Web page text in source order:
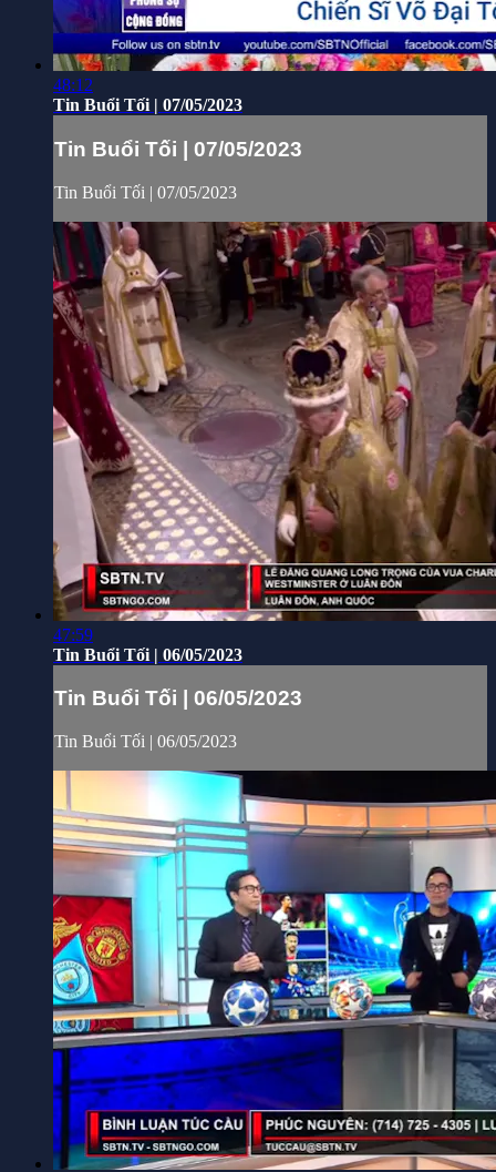
48:12
Tin Buổi Tối | 07/05/2023
Tin Buổi Tối | 07/05/2023
Tin Buổi Tối | 07/05/2023
47:59
Tin Buổi Tối | 06/05/2023
Tin Buổi Tối | 06/05/2023
Tin Buổi Tối | 06/05/2023